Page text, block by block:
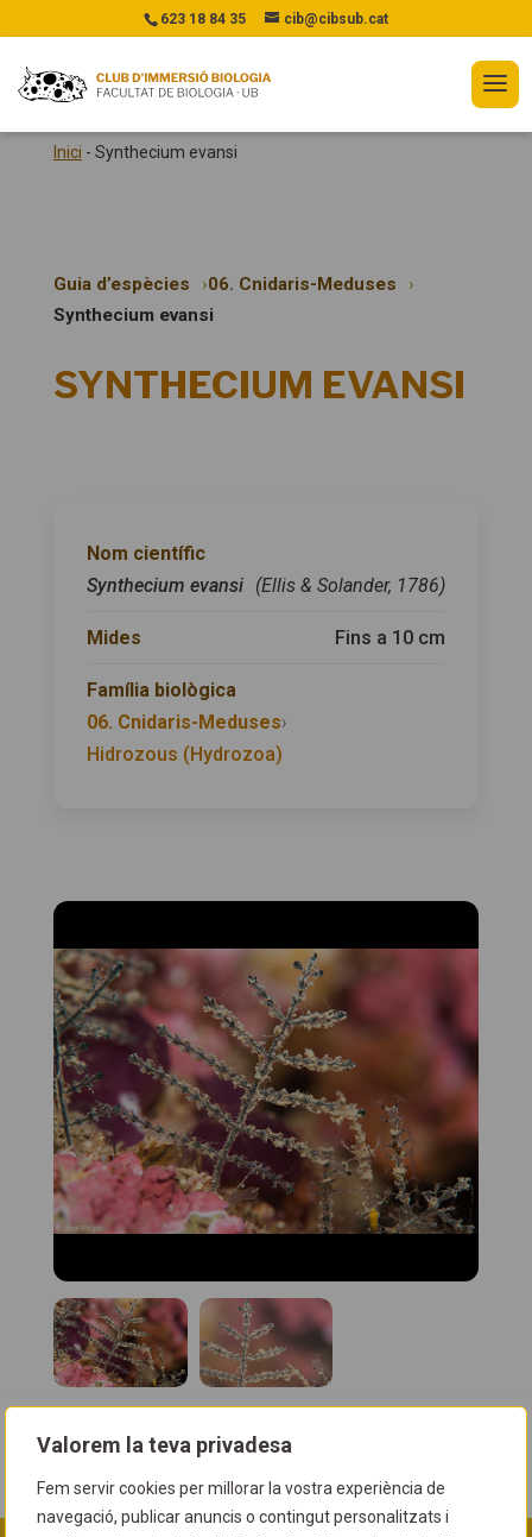
Valorem la teva privadesa
Fem servir cookies per millorar la vostra experiència de
navegació, publicar anuncis o contingut personalitzats i
623 18 84 35 cib@cibsub.cat
Inici - Synthecium evansi
Guia d’espècies
06. Cnidaris-Meduses
Synthecium evansi
SYNTHECIUM EVANSI
Nom científic
Synthecium evansi (Ellis & Solander, 1786)
Mides Fins a 10 cm
Família biològica
06. Cnidaris-Meduses›
Hidrozous (Hydrozoa)